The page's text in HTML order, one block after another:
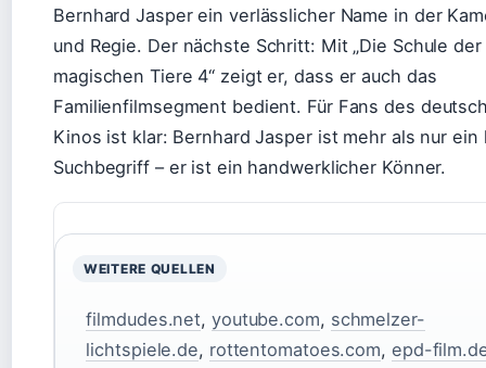
Bernhard Jasper ein verlässlicher Name in der
und Regie. Der nächste Schritt: Mit „Die Schule der
magischen Tiere 4“ zeigt er, dass er auch das
Familienfilmsegment bedient. Für Fans des
Kinos ist klar: Bernhard Jasper ist mehr als nur ein
Suchbegriff – er ist ein handwerklicher Könner.
WEITERE QUELLEN
filmdudes.net, youtube.com, schmelzer-
lichtspiele.de, rottentomatoes.com, epd-